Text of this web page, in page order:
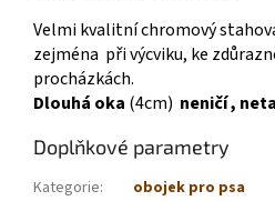
Velmi kvalitní chromový
zejména při výcviku, ke
procházkách.
Dlouhá oka (4cm) neničí ,
Doplňkové parametry
Kategorie:
obojek pro psa